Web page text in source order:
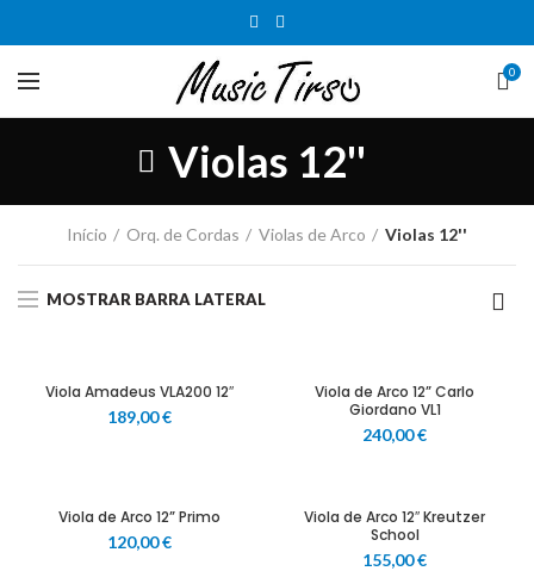
0
Violas 12''
Início Orq. de Cordas Violas de Arco Violas 12''
MOSTRAR BARRA LATERAL
Viola Amadeus VLA200 12″
189,00€
Viola de Arco 12” Carlo
Giordano VL1
240,00€
Viola de Arco 12” Primo
120,00€
Viola de Arco 12″ Kreutzer
School
155,00€